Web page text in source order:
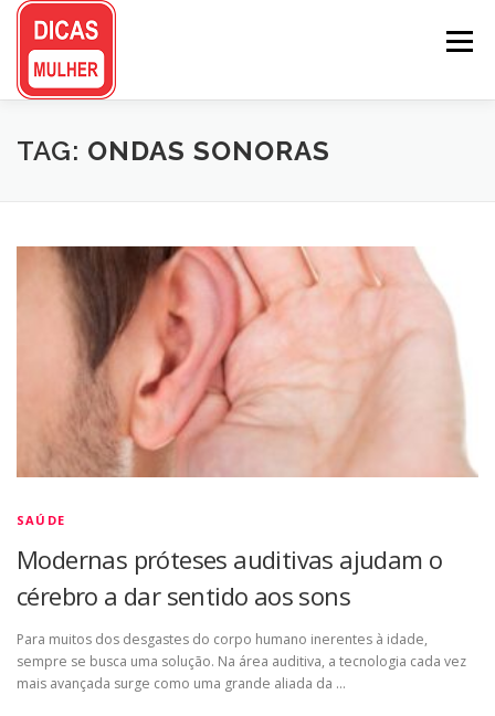
Pular
conteúdo
Menu
TAG: ONDAS SONORAS
SAÚDE
Modernas próteses auditivas ajudam o
cérebro a dar sentido aos sons
Para muitos dos desgastes do corpo humano inerentes à idade,
sempre se busca uma solução. Na área auditiva, a tecnologia cada vez
mais avançada surge como uma grande aliada da …